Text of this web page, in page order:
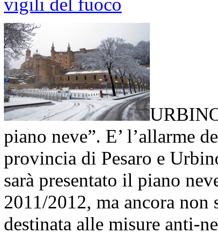
piano neve”. E’ l’allarme
provincia di Pesaro e
sarà presentato il piano
2011/2012, ma ancora non
destinata alle misure anti-